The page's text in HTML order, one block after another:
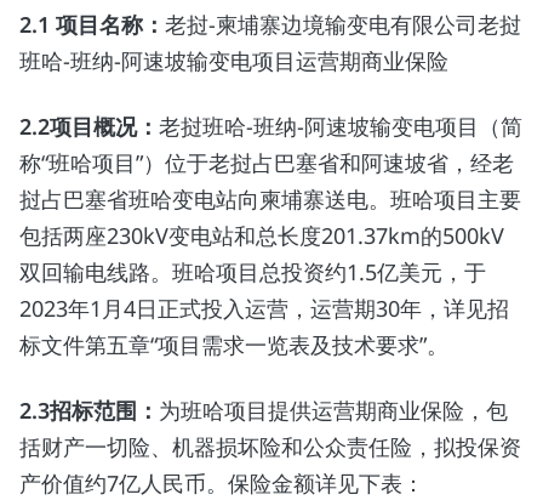
2.1 项目名称： 老挝-柬埔寨边境输变电有限公司老挝
班哈-班纳-阿速坡输变电项目运营期商业保险
2.2项目概况： 老挝班哈-班纳-阿速坡输变电项目（简
称“班哈项目”）位于老挝占巴塞省和阿速坡省，经老
挝占巴塞省班哈变电站向柬埔寨送电。班哈项目主要
包括两座230kV变电站和总长度201.37km的500kV
双回输电线路。班哈项目总投资约1.5亿美元，于
2023年1月4日正式投入运营，运营期30年，详见招
标文件第五章“项目需求一览表及技术要求”。
2.3招标范围： 为班哈项目提供运营期商业保险，包
括财产一切险、机器损坏险和公众责任险，拟投保资
产价值约7亿人民币。保险金额详见下表：